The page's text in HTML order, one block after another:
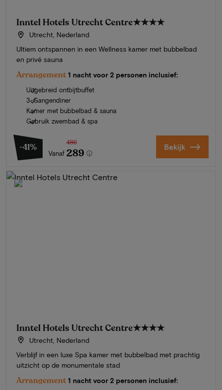
Inntel Hotels Utrecht Centre★★★★
Utrecht, Nederland
Ultiem ontspannen in een Wellness kamer met bubbelbad
en privé sauna
Arrangement 1 nacht voor 2 personen inclusief:
Uitgebreid ontbijtbuffet
3-Gangendiner
Kamer met bubbelbad & sauna
Gebruik zwembad & spa
-41%
Vanaf
486
289 Bekijk
Inntel Hotels Utrecht Centre★★★★
Utrecht, Nederland
Verblijf in een luxe Spa kamer met bubbelbad met prachtig
uitzicht op de monumentale stad
Arrangement 1 nacht voor 2 personen inclusief: